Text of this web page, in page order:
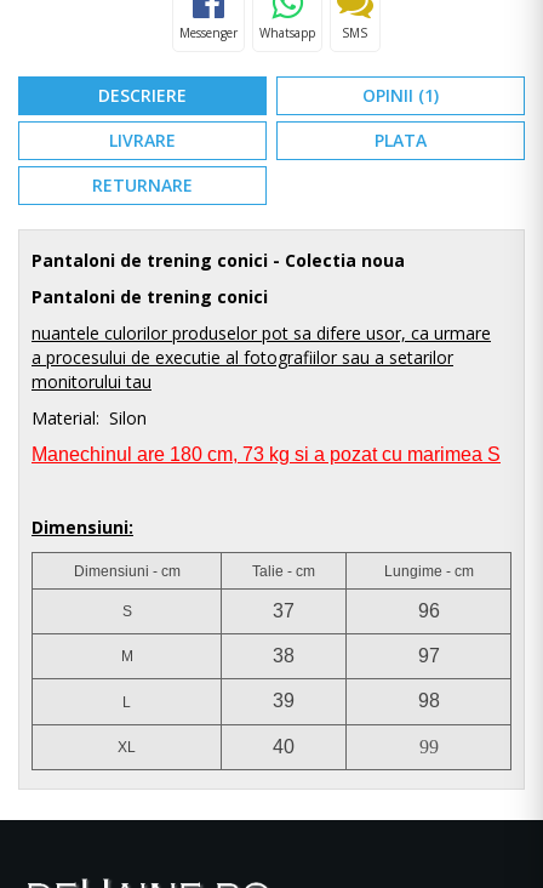
Messenger Whatsapp SMS
DESCRIERE
OPINII (1)
LIVRARE
PLATA
RETURNARE
Pantaloni de trening conici - Colectia noua
Pantaloni de trening conici
nuantele culorilor produselor pot sa difere usor, ca urmare
a procesului de executie al fotografiilor sau a setarilor
monitorului tau
Material: Silon
Manechinul are 180 cm, 73 kg si a pozat cu marimea S
Dimensiuni:
Dimensiuni - cm Talie - cm Lungime - cm
S 37 96
M 38 97
L 39 98
XL 40 99